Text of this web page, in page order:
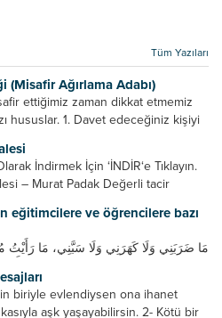
Tüm Yazıları
(Misafir Ağırlama Adabı)
ettiğimiz zaman dikkat etmemiz
hususlar. 1. Davet edeceğiniz kişiyi
önce veya gün içinde davet edin....
İndirmek İçin ‘İNDİR‘e Tıklayın.
– Murat Padak Değerli tacir
Peygamber efendimiz de ticaret
Hatice...
eğitimcilere ve öğrencilere bazı
مَا ضَرَبَنِي وَلَا كَهَرَنِي وَلَا سَبَّنِي، مَا رَأَيْتُ
dövmedi, azarlamadı ve bana
ne ondan önce...
biriyle evlendiysen ona ihanet
aşk yaşayabilirsin. 2- Kötü bir